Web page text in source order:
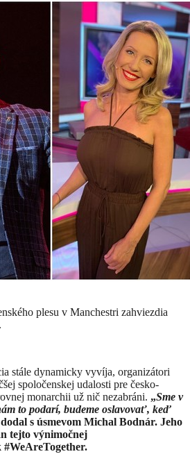
plesu v Manchestri zahviezdia
stále dynamicky vyvíja, organizátori
spoločenskej udalosti pre česko-
monarchii už nič nezabráni. „Sme v
to podarí, budeme oslavovať, keď
s úsmevom Michal Bodnár. Jeho
tejto výnimočnej
#WeAreTogether.